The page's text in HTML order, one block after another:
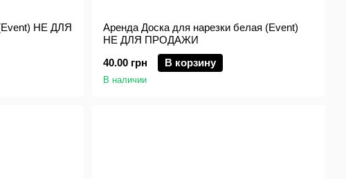
НЕ ДЛЯ
Аренда Доска для нарезки белая (Event)
НЕ ДЛЯ ПРОДАЖИ
40.00 грн
В корзину
В наличии